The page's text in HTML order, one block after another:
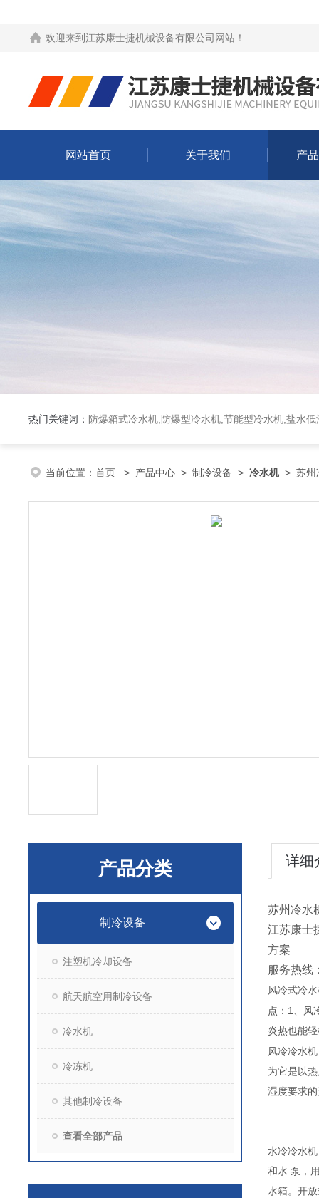
欢迎来到 江苏康士捷机械设备有限公司网站 ！
网站首页 关于我们 产
热门关键词： 防爆箱式冷水机,防爆型冷水机,节能型冷水机,盐水低
当前位置： 首页 > 产品中心 > 制冷设备 > 冷水机> 苏州
产品分类
制冷设备
注塑机冷却设备
航天航空用制冷设备
冷水机
冷冻机
其他制冷设备
查看全部产品
详细
苏州冷水
江苏康士
方案
服务热线
风冷式冷
点： 1 、风
炎热也能
风冷冷水
为它是以
湿度要求
水冷冷水
和水 泵，
水箱。开